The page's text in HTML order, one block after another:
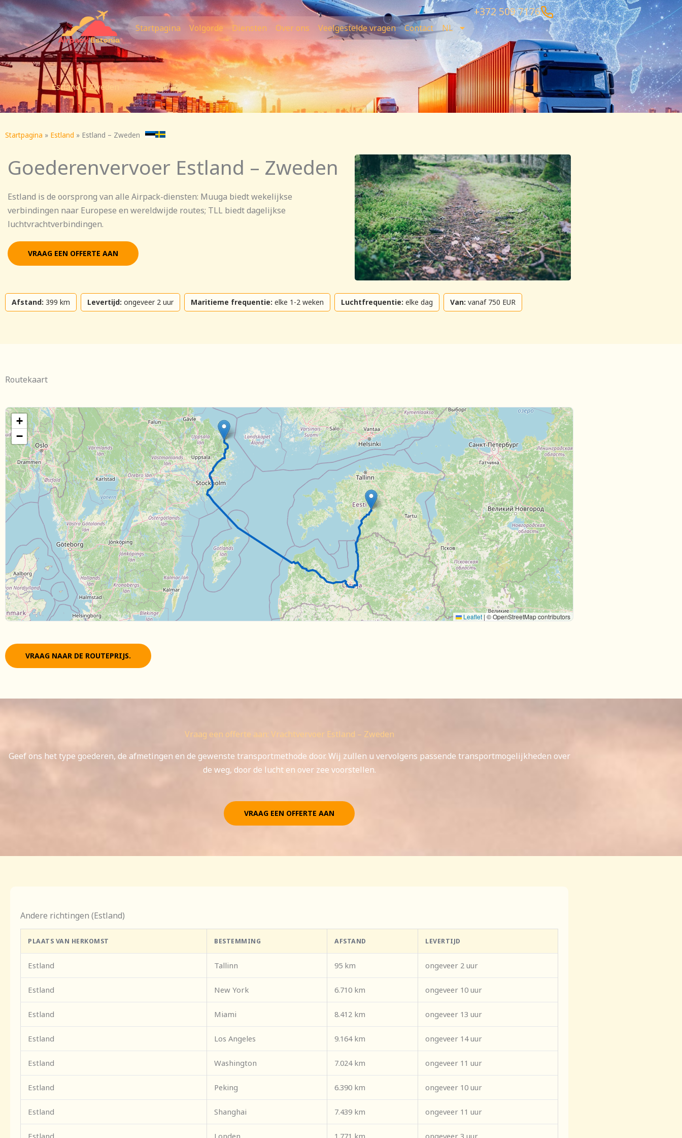
Ga
naar
de
inhoud
Startpagina Volgorde Diensten Over ons Veelgestelde vragen Contact NL
+372 509 7176
Estland – Zweden
Startpagina » Estland » Estland – Zweden
Goederenvervoer Estland – Zweden
Estland is de oorsprong van alle Airpack-diensten: Muuga biedt wekelijkse
verbindingen naar Europese en wereldwijde routes; TLL biedt dagelijkse
luchtvrachtverbindingen.
VRAAG EEN OFFERTE AAN
Afstand: 399 km Levertijd: ongeveer 2 uur Maritieme frequentie: elke 1-2 weken Luchtfrequentie: elke dag Van: vanaf 750 EUR
Routekaart
+
−
Leaflet | © OpenStreetMap contributors
VRAAG NAAR DE ROUTEPRIJS.
Vraag een offerte aan: Vrachtvervoer Estland – Zweden
Geef ons het type goederen, de afmetingen en de gewenste transportmethode door. Wij zullen u vervolgens passende transportmogelijkheden over
de weg, door de lucht en over zee voorstellen.
VRAAG EEN OFFERTE AAN
Andere richtingen (Estland)
PLAATS VAN HERKOMST BESTEMMING AFSTAND LEVERTIJD
Estland Tallinn 95 km ongeveer 2 uur
Estland New York 6.710 km ongeveer 10 uur
Estland Miami 8.412 km ongeveer 13 uur
Estland Los Angeles 9.164 km ongeveer 14 uur
Estland Washington 7.024 km ongeveer 11 uur
Estland Peking 6.390 km ongeveer 10 uur
Estland Shanghai 7.439 km ongeveer 11 uur